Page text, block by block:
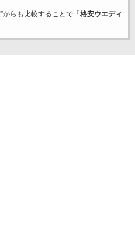
らも比較することで「 格安ウエディ